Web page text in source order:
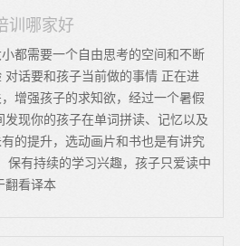
训哪家好
都需要一个自由思考的空间和不断
对话要和孩子当前做的事情 正在进
增强孩子的求知欲，经过一个暑假
发现你的孩子在单词拼读、记忆以及
的提升，选动画片和书也是有讲究
保有持续的学习兴趣，孩子只爱读中
翻看译本